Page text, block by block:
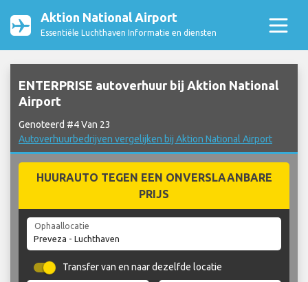
Aktion National Airport
Essentiële Luchthaven Informatie en diensten
ENTERPRISE autoverhuur bij Aktion National
Airport
Genoteerd #4 Van 23
Autoverhuurbedrijven vergelijken bij Aktion National Airport
HUURAUTO TEGEN EEN ONVERSLAANBARE
PRIJS
Ophaallocatie
Transfer van en naar dezelfde locatie